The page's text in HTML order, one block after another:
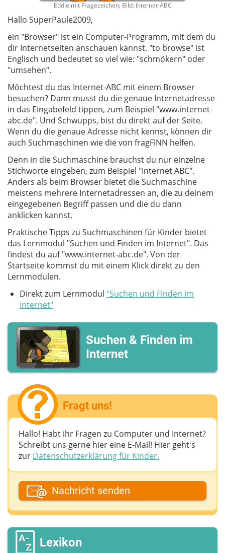
Eddie mit Fragezeichen; Bild: Internet-ABC
Hallo SuperPaule2009,
ein "Browser" ist ein Computer-Programm, mit dem du
dir Internetseiten anschauen kannst. "to browse" ist
Englisch und bedeutet so viel wie: "schmökern" oder
"umsehen“.
Möchtest du das Internet-ABC mit einem Browser
besuchen? Dann musst du die genaue Internetadresse
in das Eingabefeld tippen, zum Beispiel "www.internet-
abc.de". Und Schwupps, bist du direkt auf der Seite.
Wenn du die genaue Adresse nicht kennst, können dir
auch Suchmaschinen wie die von fragFINN helfen.
Denn in die Suchmaschine brauchst du nur einzelne
Stichworte eingeben, zum Beispiel "Internet ABC".
Anders als beim Browser bietet die Suchmaschine
meistens mehrere Internetadressen an, die zu deinem
eingegebenen Begriff passen und die du dann
anklicken kannst.
Praktische Tipps zu Suchmaschinen für Kinder bietet
das Lernmodul "Suchen und Finden im Internet". Das
findest du auf "www.internet-abc.de". Von der
Startseite kommst du mit einem Klick direkt zu den
Lernmodulen.
Direkt zum Lernmodul "Suchen und Finden im
Internet"
Suchen & Finden im
Internet
Fragt uns!
Hallo! Habt ihr Fragen zu Computer und Internet?
Schreibt uns gerne hier eine E-Mail! Hier geht's
zur Datenschutzerklärung für Kinder.
Dein Fantasiename
Deine E-Mail-Adresse (wenn du eine Antwort
möchtest)
Nachricht senden
Lexikon